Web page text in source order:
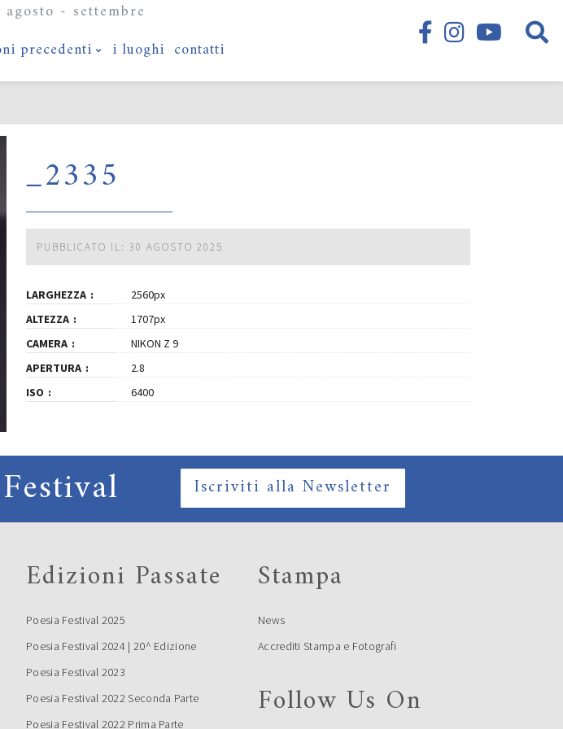
- settembre
precedenti i luoghi contatti
_2335
PUBBLICATO IL: 30 AGOSTO 2025
LARGHEZZA
2560px
ALTEZZA
1707px
CAMERA
NIKON Z 9
APERTURA
2.8
ISO
6400
Iscriviti alla Newsletter
Edizioni Passate
Poesia Festival 2025
Poesia Festival 2024 | 20^ Edizione
Poesia Festival 2023
Poesia Festival 2022 Seconda Parte
Poesia Festival 2022 Prima Parte
Stampa
News
Accrediti Stampa e Fotografi
Follow Us On